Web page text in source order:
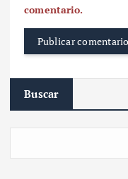
comentario.
Buscar